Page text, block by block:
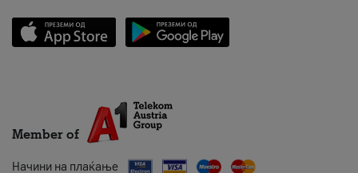
Member of
Начини на плаќање